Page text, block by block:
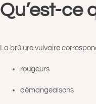
Qu’est-ce
La brûlure vulvaire
rougeurs
démangeaisons